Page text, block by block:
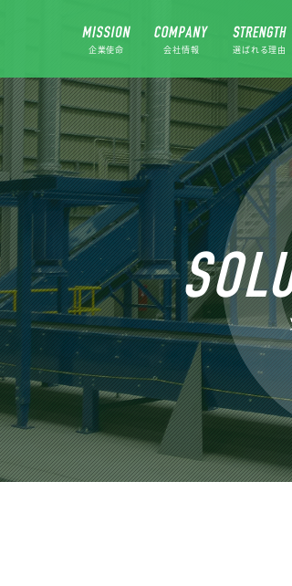
企業使命 会社情報 選ばれる理由